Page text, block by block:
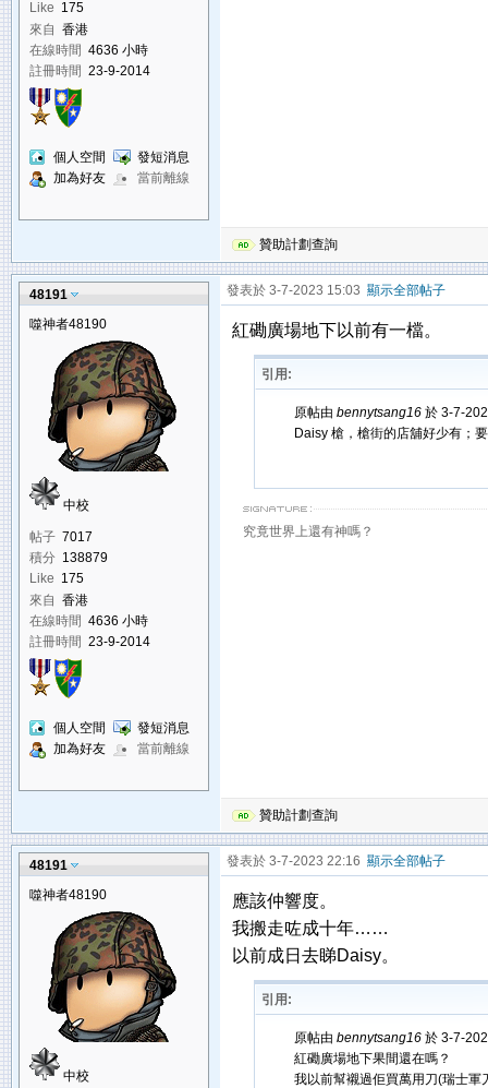
Like 175
來自 香港
在線時間 4636 小時
註冊時間 23-9-2014
個人空間
發短消息
加為好友
當前離線
贊助計劃查詢
48191
噬神者48190
中校
帖子 7017
積分 138879
Like 175
來自 香港
在線時間 4636 小時
註冊時間 23-9-2014
個人空間
發短消息
加為好友
當前離線
發表於 3-7-2023 15:03 顯示全部帖子
紅磡廣場地下以前有一檔。
引用:
原帖由 bennytsang16於 3-7-
Daisy 槍，槍街的店舖好少有；
究竟世界上還有神嗎？
贊助計劃查詢
48191
噬神者48190
中校
發表於 3-7-2023 22:16 顯示全部帖子
應該仲響度。
我搬走咗成十年……
以前成日去睇Daisy。
引用:
原帖由 bennytsang16於 3-7-
紅磡廣場地下果間還在嗎？
我以前幫襯過佢買萬用刀(瑞士軍